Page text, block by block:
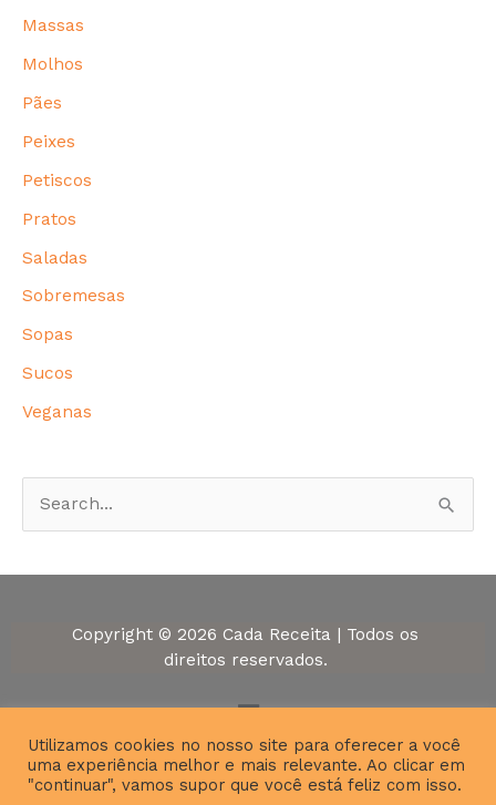
Massas
Molhos
Pães
Peixes
Petiscos
Pratos
Saladas
Sobremesas
Sopas
Sucos
Veganas
s
a
Copyright © 2026 Cada Receita | Todos os
direitos reservados.
Menu
Utilizamos cookies no nosso site para oferecer a você
uma experiência melhor e mais relevante. Ao clicar em
"continuar", vamos supor que você está feliz com isso.